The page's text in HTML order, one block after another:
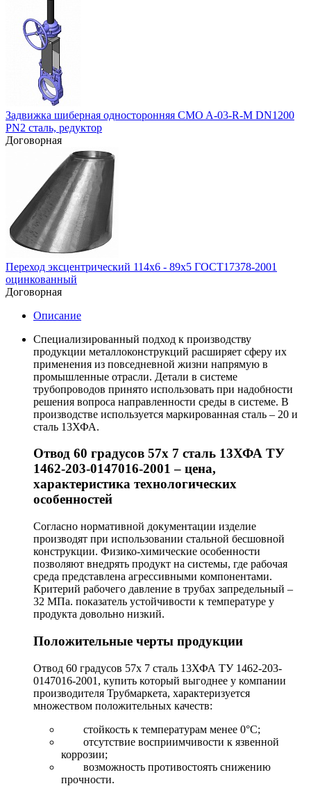
Задвижка шиберная односторонняя CMO A-03-R-M DN1200
PN2 сталь, редуктор
Договорная
Переход эксцентрический 114х6 - 89х5 ГОСТ17378-2001
оцинкованный
Договорная
Описание
Специализированный подход к производству
продукции металлоконструкций расширяет сферу их
применения из повседневной жизни напрямую в
промышленные отрасли. Детали в системе
трубопроводов принято использовать при надобности
решения вопроса направленности среды в системе. В
производстве используется маркированная сталь – 20 и
сталь 13ХФА.
Отвод 60 градусов 57х 7 сталь 13ХФА ТУ
1462-203-0147016-2001 – цена,
характеристика технологических
особенностей
Согласно нормативной документации изделие
производят при использовании стальной бесшовной
конструкции. Физико-химические особенности
позволяют внедрять продукт на системы, где рабочая
среда представлена агрессивными компонентами.
Критерий рабочего давление в трубах запредельный –
32 МПа. показатель устойчивости к температуре у
продукта довольно низкий.
Положительные черты продукции
Отвод 60 градусов 57х 7 сталь 13ХФА ТУ 1462-203-
0147016-2001, купить который выгоднее у компании
производителя Трубмаркета, характеризуется
множеством положительных качеств:
стойкость к температурам менее 0°С;
отсутствие восприимчивости к язвенной
коррозии;
возможность противостоять снижению
прочности.